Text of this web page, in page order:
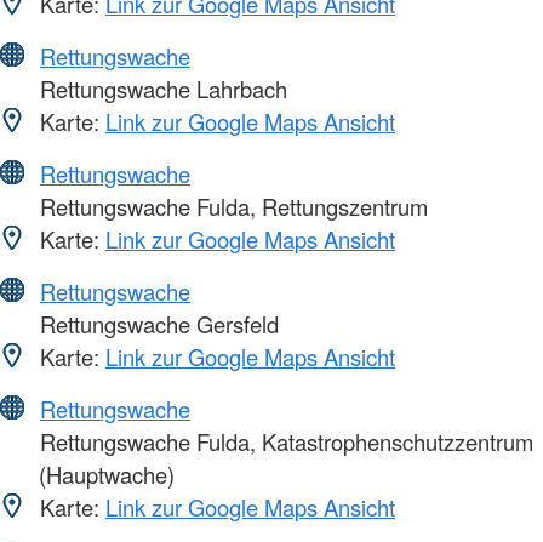
Rettungswache
Rettungswache Lahrbach
Karte: Link zur Google Maps Ansicht
Rettungswache
Rettungswache Fulda, Rettungszentrum
Karte: Link zur Google Maps Ansicht
Rettungswache
Rettungswache Gersfeld
Karte: Link zur Google Maps Ansicht
Rettungswache
Rettungswache Fulda, Katastrophenschutzzentrum
(Hauptwache)
Karte: Link zur Google Maps Ansicht